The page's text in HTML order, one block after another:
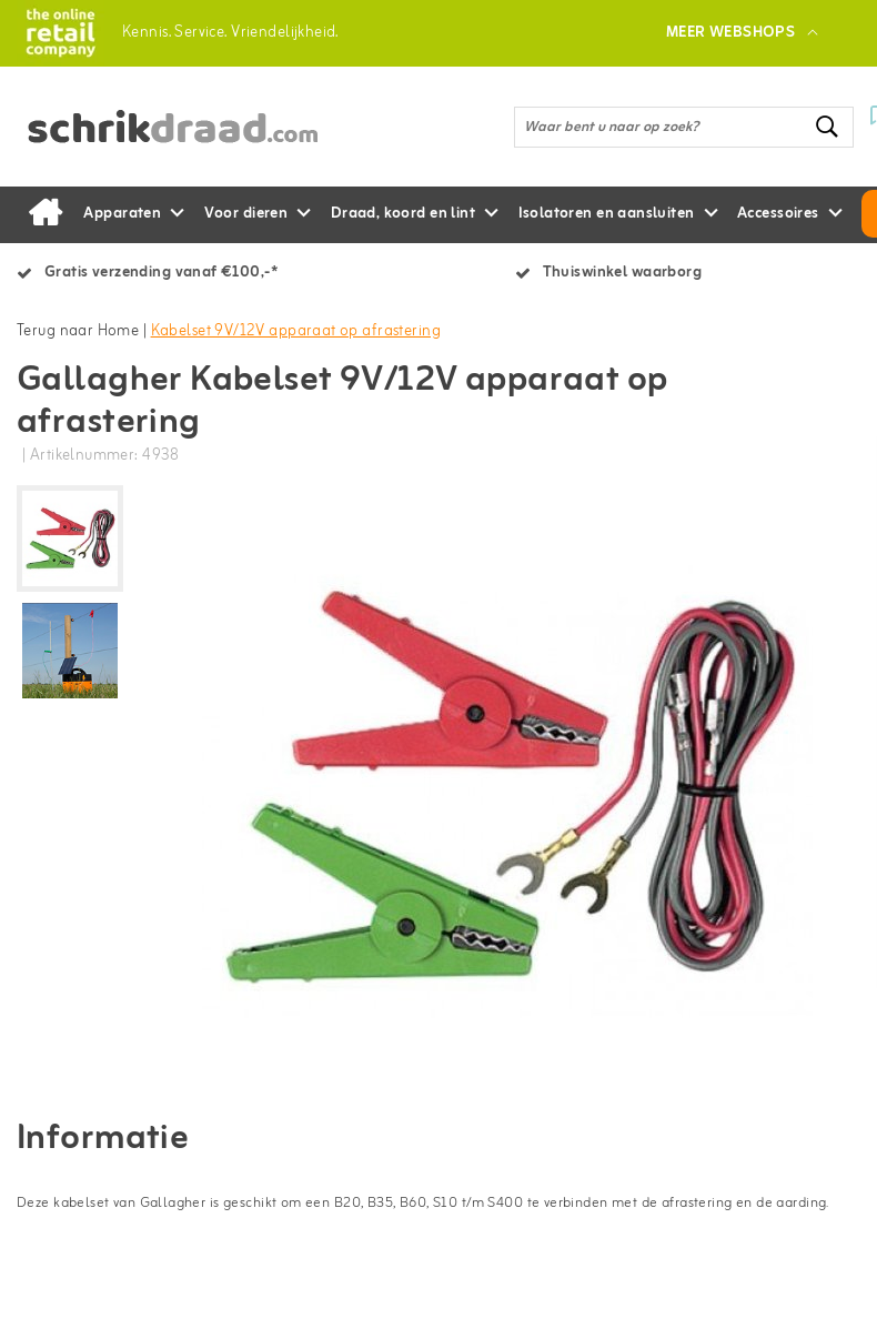
Kennis.Service.Vriendelijkheid. MEER WEBSHOPS
Apparaten Voor dieren Draad, koord en lint Isolatoren en aansluiten Accessoires
Gratis verzending vanaf €100,-* Thuiswinkel waarborg
Terug naar Home |Kabelset 9V/12V apparaat op afrastering
Gallagher Kabelset 9V/12V apparaat op
afrastering
| Artikelnummer: 4938
Informatie
Deze kabelset van Gallagher is geschikt om een B20, B35, B60, S10 t/m S400 te verbinden met de afrastering en de aarding.